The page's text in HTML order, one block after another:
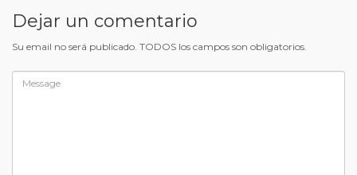
Dejar un comentario
Su email no será publicado. TODOS los campos son obligatorios.